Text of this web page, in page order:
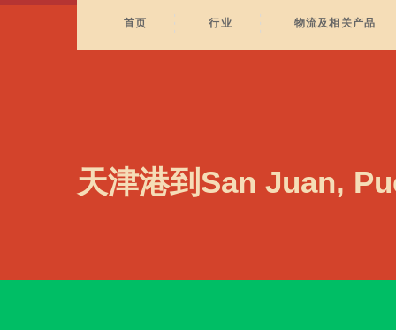
首页 行业 物流及相关产品
天津港到San Juan,